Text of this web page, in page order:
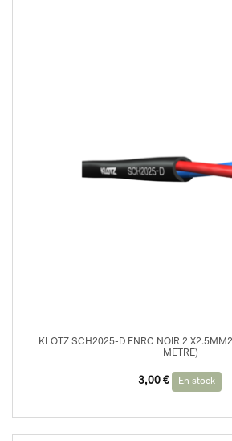
KLOTZ SCH2025-D FNRC NOIR 2
METRE)
3,00 € En stock